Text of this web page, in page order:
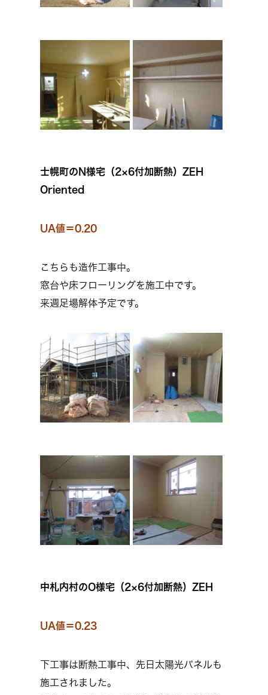
士幌町のN様宅（2×6付加断熱）ZEH
Oriented
UA値＝0.20
こちらも造作工事中。
窓台や床フローリングを施工中です。
来週足場解体予定です。
中札内村のO様宅（2×6付加断熱）ZEH
UA値＝0.23
下工事は断熱工事中、先日太陽光パネルも
施工されました。